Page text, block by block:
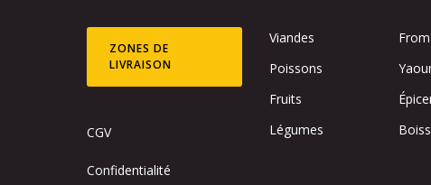
ZONES DE
LIVRAISON
CGV
Confidentialité
Viandes
Poissons
Fruits
Légumes